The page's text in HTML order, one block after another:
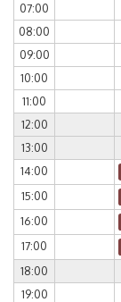
07:00
08:00
09:00
10:00
11:00
12:00
13:00
14:00
15:00
16:00
17:00
18:00
19:00